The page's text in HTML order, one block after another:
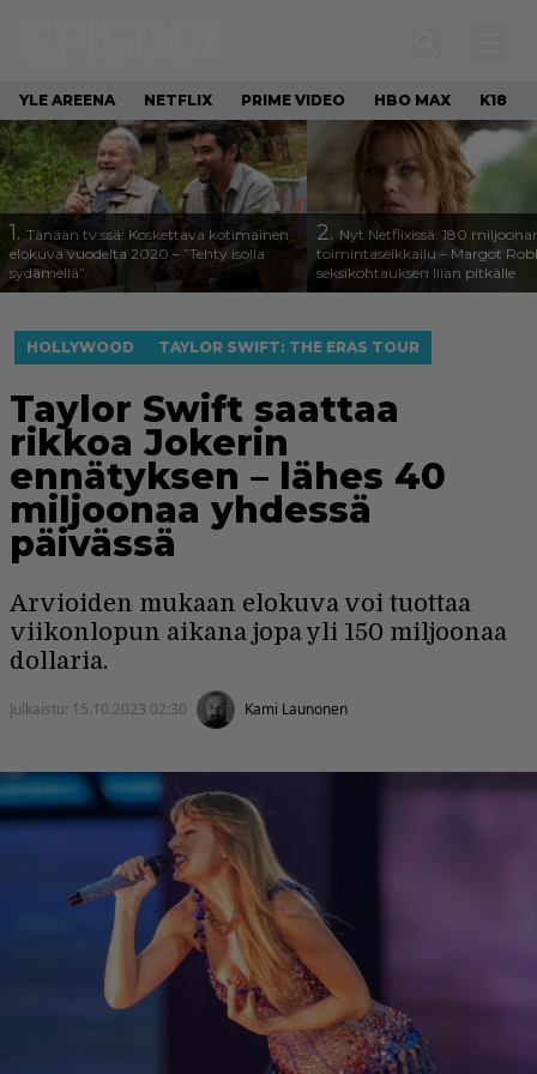
YLE AREENA NETFLIX PRIME VIDEO HBO MAX K18
1. Tänään tv:ssä: Koskettava kotimainen
elokuva vuodelta 2020 – ”Tehty isolla
sydämellä”
2. Nyt Netflixissä: 180
toimintaseikkailu – Margot
seksikohtauksen liian pitkälle
HOLLYWOOD TAYLOR SWIFT: THE ERAS TOUR
Taylor Swift saattaa
rikkoa Jokerin
ennätyksen – lähes 40
miljoonaa yhdessä
päivässä
Arvioiden mukaan elokuva voi tuottaa
viikonlopun aikana jopa yli 150 miljoonaa
dollaria.
Julkaistu: 15.10.2023 02:30 Kami Launonen